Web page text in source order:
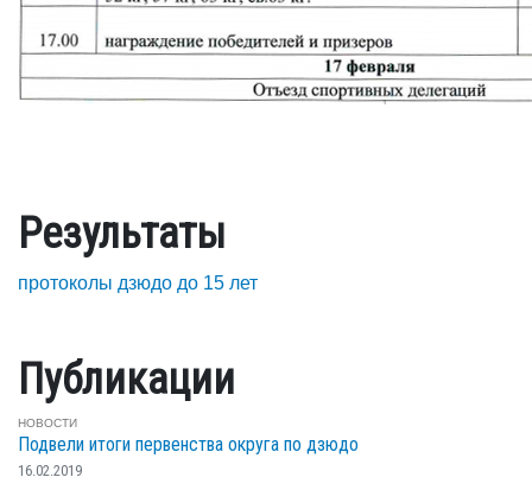
Результаты
протоколы дзюдо до 15 лет
Публикации
НОВОСТИ
Подвели итоги первенства округа по дзюдо
16.02.2019